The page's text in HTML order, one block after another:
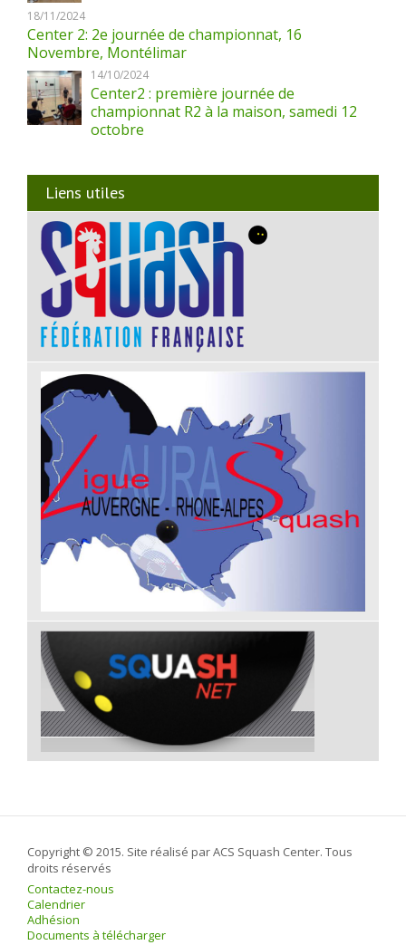
18/11/2024
Center 2: 2e journée de championnat, 16
Novembre, Montélimar
14/10/2024
Center2 : première journée de
championnat R2 à la maison, samedi 12
octobre
Liens utiles
Copyright © 2015. Site réalisé par ACS Squash Center. Tous
droits réservés
Contactez-nous
Calendrier
Adhésion
Documents à télécharger